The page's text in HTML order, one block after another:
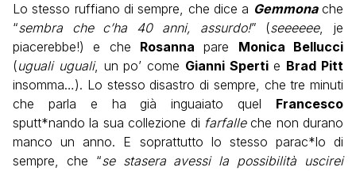
Lo stesso ruffiano di sempre, che dice a Gemmona che
“sembra che c’ha 40 anni, assurdo!” (seeeeee, je
piacerebbe!) e che Rosanna pare Monica Bellucci
(uguali uguali, un po’ come Gianni Spertie Brad Pitt
insomma…). Lo stesso disastro di sempre, che tre minuti
che parla e ha già inguaiato quel Francesco
sputt*nando la sua collezione di farfalleche non durano
manco un anno. E soprattutto lo stesso parac*lo di
sempre, che “se stasera avessi la possibilità uscirei